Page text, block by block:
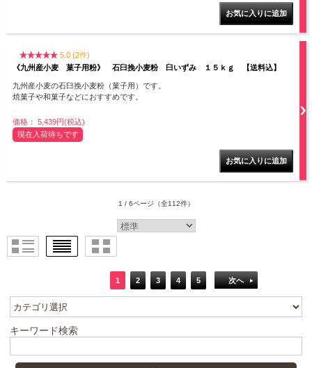
5.0 (2件)
《九州産小麦 菓子用粉》 石臼挽小麦粉 臼いずみ １５ｋｇ 【送料込】
九州産小麦の石臼挽小麦粉（菓子用）です。
焼菓子や和菓子などにおすすめです。
価格： 5,439円(税込)
現在入荷待ちです
1 / 6ページ （全112件）
1 2 3 4 5 次へ
キーワード検索